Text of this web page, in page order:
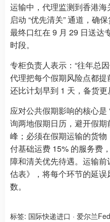
运输中，代理监测到香港
启动 “优先清关” 通道，确
最终口红在 9 月 29 日送达
时段。
专柜负责人表示：“往年总
代理把每个假期风险点都提
还比计划早到 1 天，备货更
应对公共假期影响的核心是
询两地假期日历，避开假
峰；必须在假期运输的货
付基础运费 15% 的服务费
障和清关优先待遇。运输
估表》，将每个环节的延
数。
标签: 国际快递进口 · 爱尔兰